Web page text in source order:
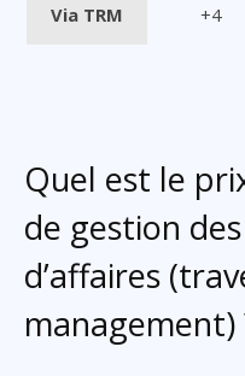
Via TRM +4
Quel est le
de gestion
d’affaires
management)